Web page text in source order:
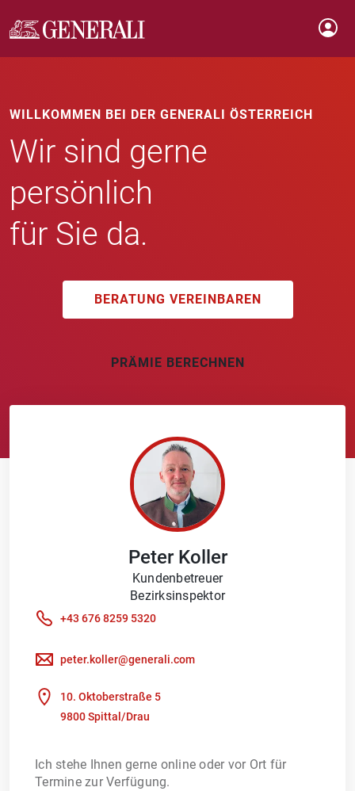
WILLKOMMEN BEI DER GENERALI ÖSTERREICH
Wir sind gerne
persönlich
für Sie da.
BERATUNG VEREINBAREN
PRÄMIE BERECHNEN
Peter Koller
Kundenbetreuer
Bezirksinspektor
+43 676 8259 5320
peter.koller@generali.com
10. Oktoberstraße 5
9800 Spittal/Drau
Ich stehe Ihnen gerne online oder vor Ort für
Termine zur Verfügung.